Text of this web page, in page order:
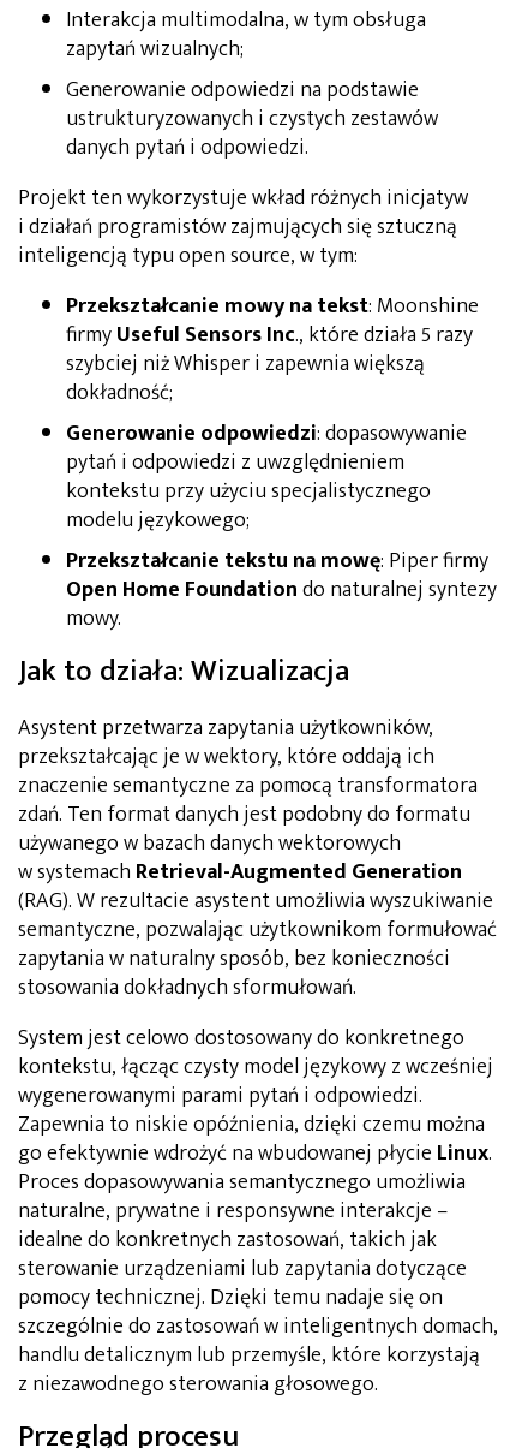
Interakcja multimodalna, w tym obsługa
zapytań wizualnych;
Generowanie odpowiedzi na podstawie
ustrukturyzowanych i czystych zestawów
danych pytań i odpowiedzi.
Projekt ten wykorzystuje wkład różnych inicjatyw
i działań programistów zajmujących się sztuczną
inteligencją typu open source, w tym:
Przekształcanie mowy na tekst: Moonshine
firmyUseful Sensors Inc., które działa 5 razy
szybciej niż Whisper i zapewnia większą
dokładność;
Generowanie odpowiedzi: dopasowywanie
pytań i odpowiedzi z uwzględnieniem
kontekstu przy użyciu specjalistycznego
modelu językowego;
Przekształcanie tekstu na mowę: Piper firmy
Open Home Foundationdo naturalnej syntezy
mowy.
Jak to działa: Wizualizacja
Asystent przetwarza zapytania użytkowników,
przekształcając je w wektory, które oddają ich
znaczenie semantyczne za pomocą transformatora
zdań. Ten format danych jest podobny do formatu
używanego w bazach danych wektorowych
w systemach Retrieval-Augmented Generation
(RAG). W rezultacie asystent umożliwia wyszukiwanie
semantyczne, pozwalając użytkownikom formułować
zapytania w naturalny sposób, bez konieczności
stosowania dokładnych sformułowań.
System jest celowo dostosowany do konkretnego
kontekstu, łącząc czysty model językowy z wcześniej
wygenerowanymi parami pytań i odpowiedzi.
Zapewnia to niskie opóźnienia, dzięki czemu można
go efektywnie wdrożyć na wbudowanej płycie Linux.
Proces dopasowywania semantycznego umożliwia
naturalne, prywatne i responsywne interakcje –
idealne do konkretnych zastosowań, takich jak
sterowanie urządzeniami lub zapytania dotyczące
pomocy technicznej. Dzięki temu nadaje się on
szczególnie do zastosowań w inteligentnych domach,
handlu detalicznym lub przemyśle, które korzystają
z niezawodnego sterowania głosowego.
Przegląd procesu